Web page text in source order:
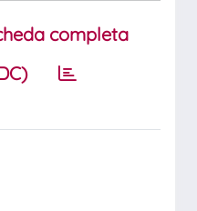
completa